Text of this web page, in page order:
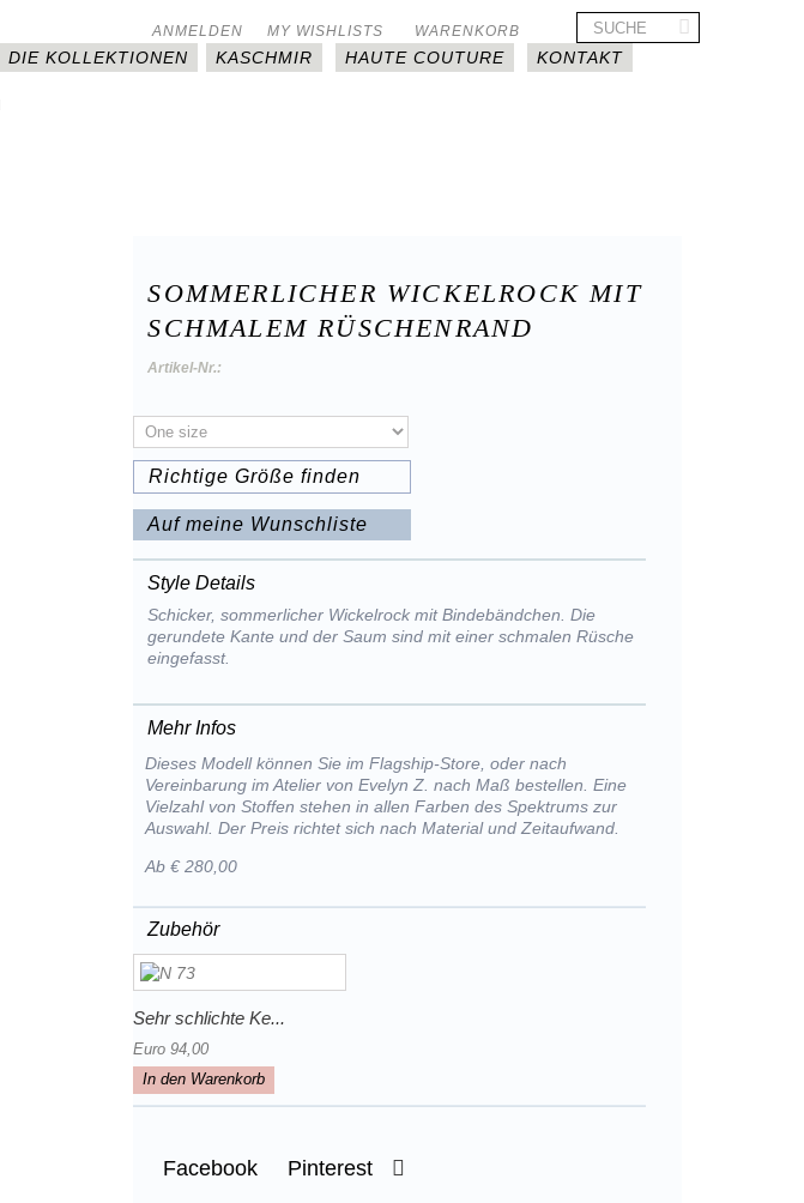
WARENKORB
MY WISHLISTS
ANMELDEN
DIE KOLLEKTIONEN KASCHMIR HAUTE COUTURE KONTAKT
SOMMERLICHER WICKELROCK MIT
SCHMALEM RÜSCHENRAND
Artikel-Nr.:
Richtige Größe finden
Auf meine Wunschliste
Style Details
Schicker, sommerlicher Wickelrock mit Bindebändchen. Die
gerundete Kante und der Saum sind mit einer schmalen Rüsche
eingefasst.
Mehr Infos
Dieses Modell können Sie im Flagship-Store, oder nach
Vereinbarung im Atelier von Evelyn Z. nach Maß bestellen. Eine
Vielzahl von Stoffen stehen in allen Farben des Spektrums zur
Auswahl. Der Preis richtet sich nach Material und Zeitaufwand.
Ab € 280,00
Zubehör
Sehr schlichte Ke...
Euro 94,00
In den Warenkorb
Facebook Pinterest